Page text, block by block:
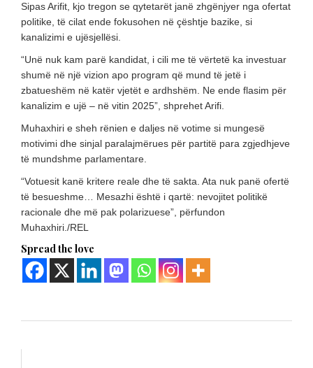
Sipas Arifit, kjo tregon se qytetarët janë zhgënjyer nga ofertat
politike, të cilat ende fokusohen në çështje bazike, si
kanalizimi e ujësjellësi.
“Unë nuk kam parë kandidat, i cili me të vërtetë ka investuar
shumë në një vizion apo program që mund të jetë i
zbatueshëm në katër vjetët e ardhshëm. Ne ende flasim për
kanalizim e ujë – në vitin 2025”, shprehet Arifi.
Muhaxhiri e sheh rënien e daljes në votime si mungesë
motivimi dhe sinjal paralajmërues për partitë para zgjedhjeve
të mundshme parlamentare.
“Votuesit kanë kritere reale dhe të sakta. Ata nuk panë ofertë
të besueshme… Mesazhi është i qartë: nevojitet politikë
racionale dhe më pak polarizuese”, përfundon
Muhaxhiri./REL
Spread the love